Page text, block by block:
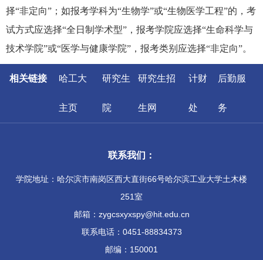
择“非定向”；如报考学科为“生物学”或“生物医学工程”的，考
试方式应选择“全日制学术型”，报考学院应选择“生命科学与
技术学院”或“医学与健康学院”，报考类别应选择“非定向”。
相关链接 哈工大
主页
研究生
院
研究生招
生网
计财
处
后勤服
务
联系我们：
学院地址：哈尔滨市南岗区西大直街66号哈尔滨工业大学土木楼
251室
邮箱：zygcsxyxspy@hit.edu.cn
联系电话：0451-88834373
邮编：150001